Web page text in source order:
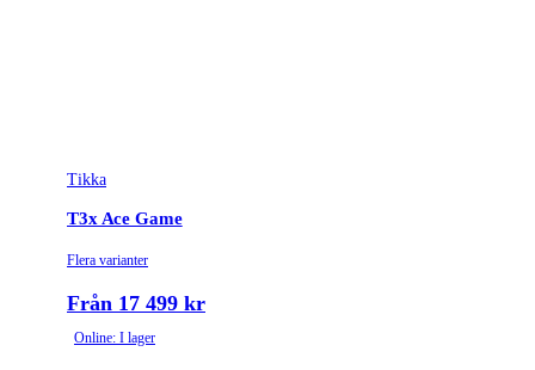
Tikka
T3x Ace Game
Flera varianter
Från 17 499 kr
Online: I lager